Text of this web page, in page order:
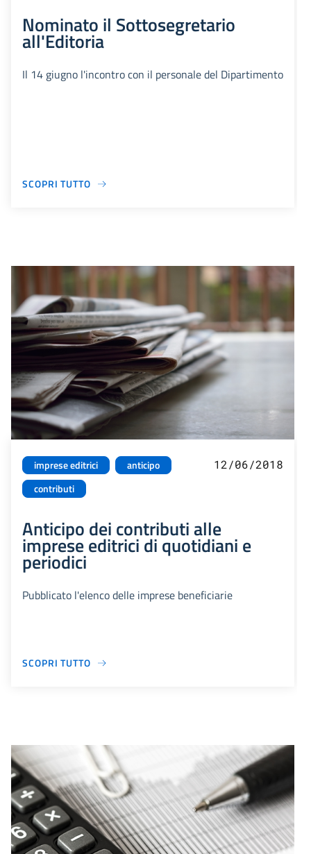
Nominato il Sottosegretario
all'Editoria
Il 14 giugno l'incontro con il personale del Dipartimento
SCOPRI TUTTO
imprese editrici
anticipo
contributi
12/06/2018
Anticipo dei contributi alle
imprese editrici di quotidiani e
periodici
Pubblicato l'elenco delle imprese beneficiarie
SCOPRI TUTTO